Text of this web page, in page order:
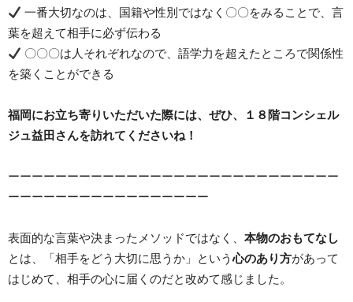
一番大切なのは、国籍や性別ではなく〇〇をみることで、言
葉を超えて相手に必ず伝わる
〇〇〇は人それぞれなので、語学力を超えたところで関係性
を築くことができる
福岡にお立ち寄りいただいた際には、ぜひ、１８階コンシェル
ジュ益田さんを訪れてくださいね！
ーーーーーーーーーーーーーーーーーーーーーーーーーーーー
ーーーーーーーーーーーーーーーーー
表面的な言葉や決まったメソッドではなく、 本物のおもてなし
とは、「相手をどう大切に思うか」という心のあり方があって
はじめて、相手の心に届くのだと改めて感じました。